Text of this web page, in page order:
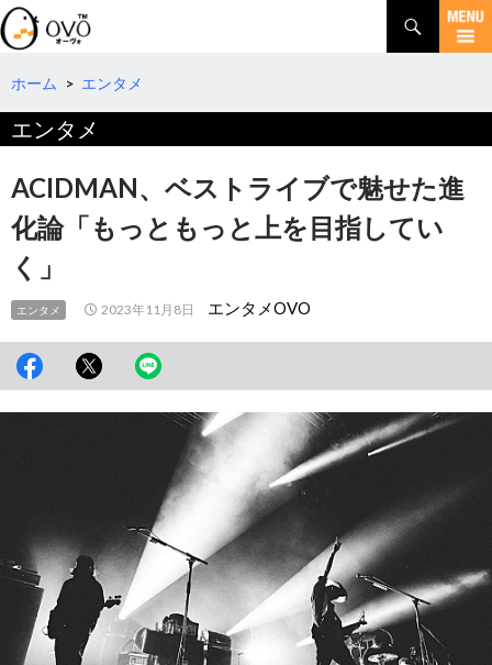
検
索
コ
テ
へ
動
ホーム > エンタメ
エンタメ
ACIDMAN、ベストライブで魅せた進
化論「もっともっと上を目指してい
く」
エンタメ 2023年11月8日 エンタメOVO